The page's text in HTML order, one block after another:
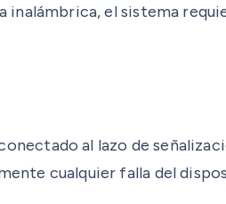
inalámbrica, el sistema
al lazo de
cualquier falla del